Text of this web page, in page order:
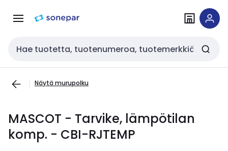
navigointiinsisältöön
Haku
Näytä murupolku
MASCOT - Tarvike, lämpötilan
komp. - CBI-RJTEMP